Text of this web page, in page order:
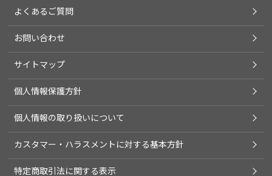
よくあるご質問
お問い合わせ
サイトマップ
個人情報保護方針
個人情報の取り扱いについて
カスタマー・ハラスメントに対する基本方針
特定商取引法に関する表示